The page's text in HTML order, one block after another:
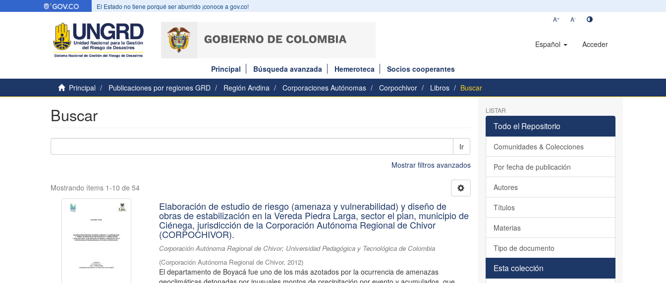
El Estado no tiene porqué ser aburrido ¡conoce a gov.co!
A+ A-
Español Acceder
Principal Búsqueda avanzada Hemeroteca
Socios cooperantes
Principal
Publicaciones por regiones GRD Región Andina Corporaciones Autónomas Corpochivor Libros Buscar
Buscar
Ir
Mostrar filtros avanzados
Mostrando ítems 1-10 de 54
Elaboración de estudio de riesgo (amenaza y vulnerabilidad) y diseño de
obras de estabilización en la Vereda Piedra Larga, sector el plan, municipio de
Ciénega, jurisdicción de la Corporación Autónoma Regional de Chivor
(CORPOCHIVOR).
Corporación Autónoma Regional de Chivor; Universidad Pedagógica y Tecnológica de Colombia
(Corporación Autónoma Regional de Chivor,2012)
El departamento de Boyacá fue uno de los más azotados por la ocurrencia de amenazas
LISTAR
Todo el Repositorio
Comunidades & Colecciones
Por fecha de publicación
Autores
Títulos
Materias
Tipo de documento
Esta colección